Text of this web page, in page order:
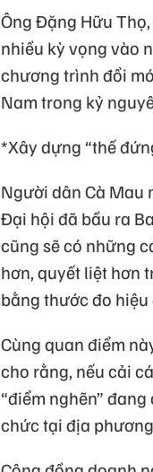
Ông Đặng Hữu
nhiều kỳ vọng vào
chương trình đổi
Nam trong kỷ
*Xây dựng “thế
Người dân Cà Mau
Đại hội đã bầu ra
cũng sẽ có những
hơn, quyết liệt hơn
bằng thước đo
Cùng quan điểm
cho rằng, nếu cải
“điểm nghẽn”
chức tại địa